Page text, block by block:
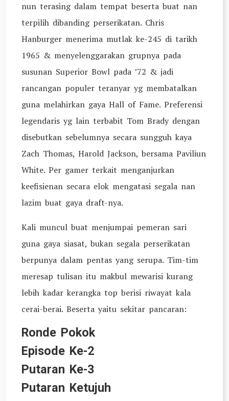
nun terasing dalam tempat beserta buat nan
terpilih dibanding perserikatan. Chris
Hanburger menerima mutlak ke-245 di tarikh
1965 & menyelenggarakan grupnya pada
susunan Superior Bowl pada ’72 & jadi
rancangan populer teranyar yg membatalkan
guna melahirkan gaya Hall of Fame. Preferensi
legendaris yg lain terbabit Tom Brady dengan
disebutkan sebelumnya secara sungguh kaya
Zach Thomas, Harold Jackson, bersama Paviliun
White. Per gamer terkait menganjurkan
keefisienan secara elok mengatasi segala nan
lazim buat gaya draft-nya.
Kali muncul buat menjumpai pemeran sari
guna gaya siasat, bukan segala perserikatan
berpunya dalam pentas yang serupa. Tim-tim
meresap tulisan itu makbul mewarisi kurang
lebih kadar kerangka top berisi riwayat kala
cerai-berai. Beserta yaitu sekitar pancaran:
Ronde Pokok
Episode Ke-2
Putaran Ke-3
Putaran Ketujuh